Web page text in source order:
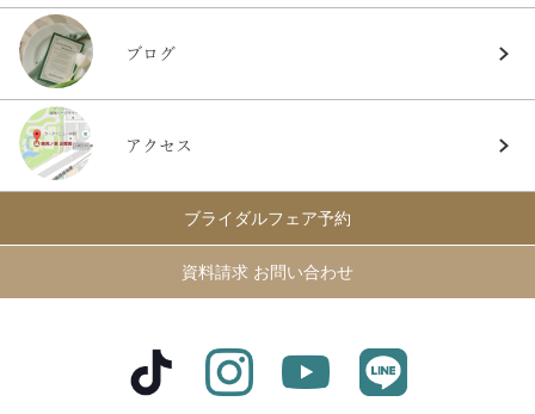
ブログ
アクセス
ブライダルフェア予約
資料請求 お問い合わせ